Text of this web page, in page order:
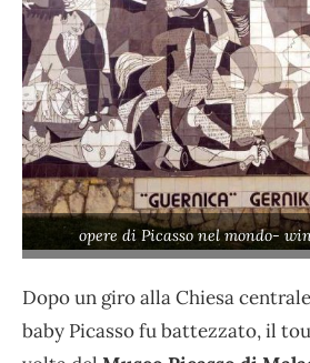
opere di Picasso nel mondo-
Dopo un giro alla Chiesa
baby Picasso fu battezzato, il